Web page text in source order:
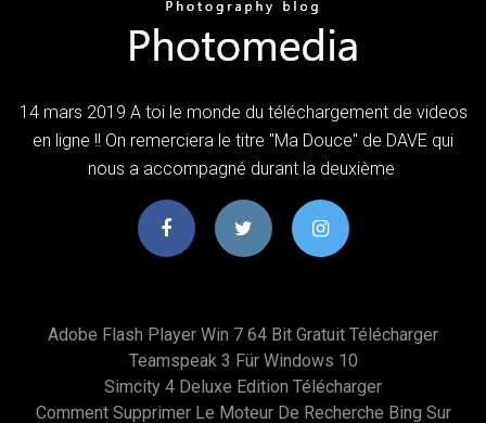
14 mars 2019 A toi le monde du téléchargement de videos
en ligne !! On remerciera le titre "Ma Douce" de DAVE qui
nous a accompagné durant la deuxième
Adobe Flash Player Win 7 64 Bit Gratuit Télécharger
Teamspeak 3 Für Windows 10
Simcity 4 Deluxe Edition Télécharger
Comment Supprimer Le Moteur De Recherche Bing Sur